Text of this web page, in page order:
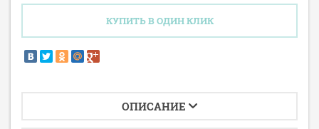
КУПИТЬ В ОДИН КЛИК
ОПИСАНИЕ